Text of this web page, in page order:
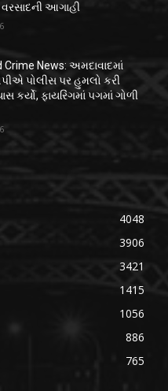
વરસાદની આગાહી
News: અમદાવાદમાં
પોલીસ પર હુમલો કરી
કર્યો, ફાયરિંગમાં પગમાં ગોળી
4048
3906
3421
1415
1056
886
765